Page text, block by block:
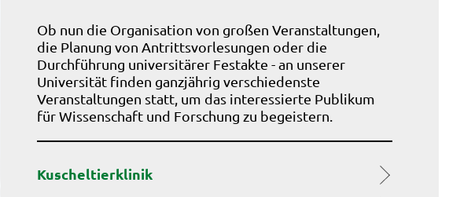
Ob nun die Organisation von großen Veranstaltungen,
die Planung von Antrittsvorlesungen oder die
Durchführung universitärer Festakte - an unserer
Universität finden ganzjährig verschiedenste
Veranstaltungen statt, um das interessierte Publikum
für Wissenschaft und Forschung zu begeistern.
Kuscheltierklinik